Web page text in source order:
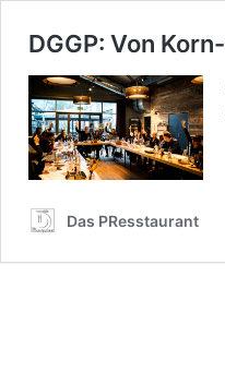
DGGP: Von
Das PResstaurant